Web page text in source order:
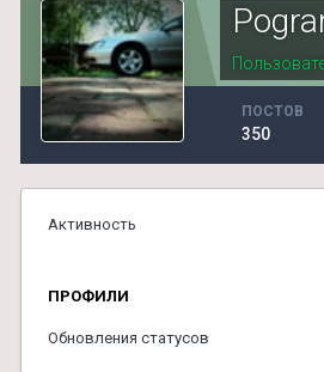
ПОСТОВ
350
Активность
ПРОФИЛИ
Обновления статусов